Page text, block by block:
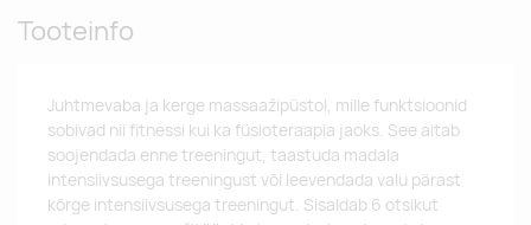
Tooteinfo
Juhtmevaba ja kerge massaažipüstol, mille funktsioonid
sobivad nii fitnessi kui ka füsioteraapia jaoks. See aitab
soojendada enne treeningut, taastuda madala
intensiivsusega treeningust või leevendada valu pärast
kõrge intensiivsusega treeningut. Sisaldab 6 otsikut